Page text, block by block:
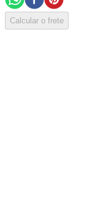
Calcular o frete